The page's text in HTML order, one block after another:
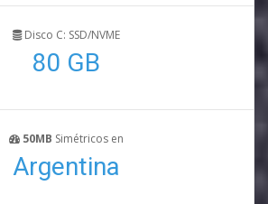
Disco C: SSD/NVME
80 GB
50MB Simétricos en
Argentina